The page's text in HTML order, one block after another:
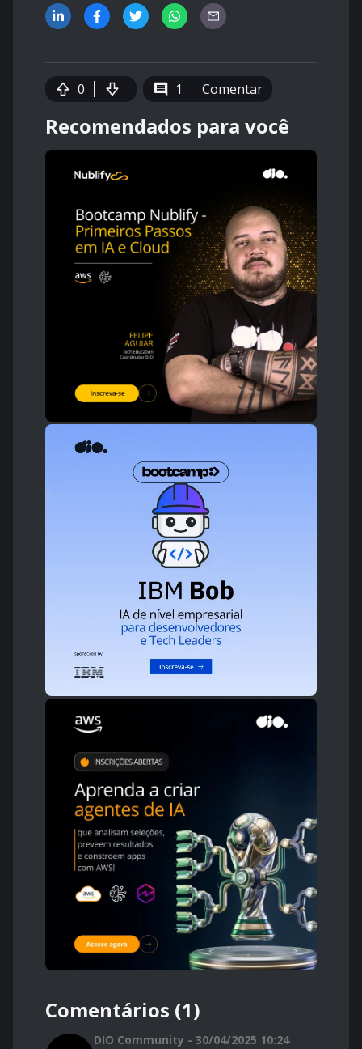
0 1 Comentar
Recomendados para você
Comentários (1)
DIO Community - 30/04/2025 10:24